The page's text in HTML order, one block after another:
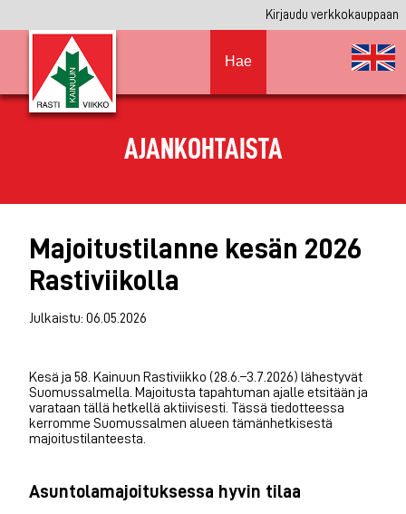
Kirjaudu verkkokauppaan
Hae
AJANKOHTAISTA
Majoitustilanne kesän 2026
Rastiviikolla
Julkaistu: 06.05.2026
Kesä ja 58. Kainuun Rastiviikko (28.6.–3.7.2026) lähestyvät
Suomussalmella. Majoitusta tapahtuman ajalle etsitään ja
varataan tällä hetkellä aktiivisesti. Tässä tiedotteessa
kerromme Suomussalmen alueen tämänhetkisestä
majoitustilanteesta.
Asuntolamajoituksessa hyvin tilaa